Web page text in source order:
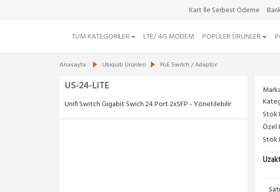
Kart İle Serbest Ödeme
TÜM KATEGORILER LTE/ 4G MODEM POPÜLER ÜRÜNLER
Anasayfa Ubiquiti Ürünleri PoE Switch / Adaptör
US-24-LITE
Unifi Switch Gigabit Swich 24 Port 2xSFP - Yönetilebilir
Stok
Özel
Stok